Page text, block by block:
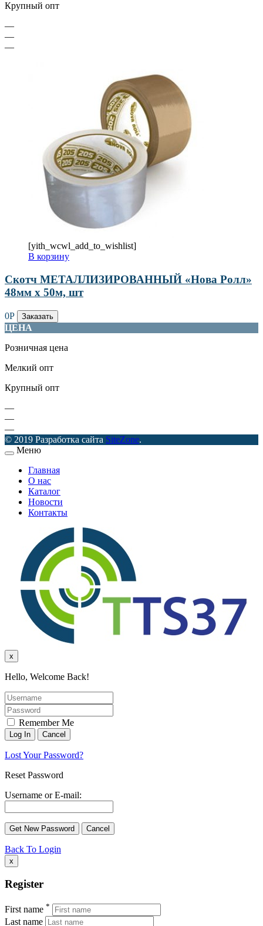
Крупный опт
—
—
—
[yith_wcwl_add_to_wishlist]
В корзину
Скотч МЕТАЛЛИЗИРОВАННЫЙ «Нова Ролл»
48мм х 50м, шт
0Р Заказать
ЦЕНА
Розничная цена
Мелкий опт
Крупный опт
—
—
—
© 2019 Разработка сайта SiteZone.
Меню
Главная
О нас
Каталог
Новости
Контакты
x
Hello, Welcome Back!
Remember Me
Lost Your Password?
Reset Password
Username or E-mail:
Back To Login
x
Register
First name *
Last name